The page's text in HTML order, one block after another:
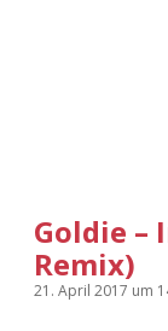
Goldie –
Remix)
21. April 2017 um